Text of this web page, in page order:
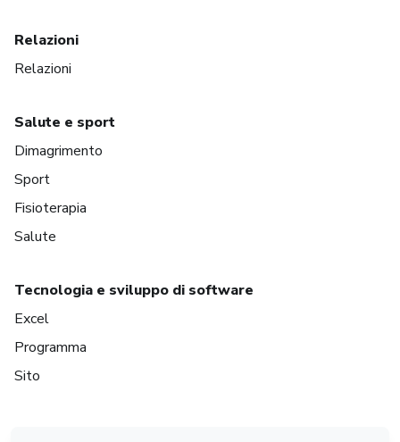
Relazioni
Relazioni
Salute e sport
Dimagrimento
Sport
Fisioterapia
Salute
Tecnologia e sviluppo di software
Excel
Programma
Sito